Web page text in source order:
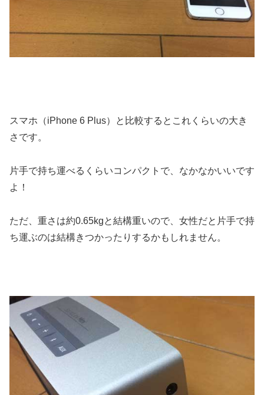
スマホ（iPhone 6 Plus）と比較するとこれくらいの大き
さです。
片手で持ち運べるくらいコンパクトで、なかなかいいです
よ！
ただ、重さは約0.65kgと結構重いので、女性だと片手で持
ち運ぶのは結構きつかったりするかもしれません。